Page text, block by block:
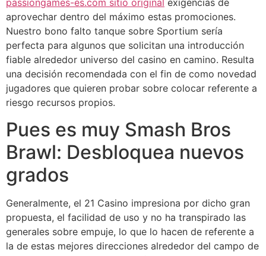
passiongames-es.com sitio original exigencias de
aprovechar dentro del máximo estas promociones.
Nuestro bono falto tanque sobre Sportium serí­a
perfecta para algunos que solicitan una introducción
fiable alrededor universo del casino en camino. Resulta
una decisión recomendada con el fin de como novedad
jugadores que quieren probar sobre colocar referente a
riesgo recursos propios.
Pues es muy Smash Bros
Brawl: Desbloquea nuevos
grados
Generalmente, el 21 Casino impresiona por dicho gran
propuesta, el facilidad de uso y no ha transpirado las
generales sobre empuje, lo que lo hacen de referente a
la de estas mejores direcciones alrededor del campo de